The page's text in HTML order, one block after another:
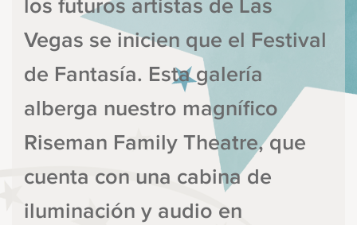
los futuros artistas de Las
Vegas se inicien que el Festival
de Fantasía. Esta galería
alberga nuestro magnífico
Riseman Family Theatre, que
cuenta con una cabina de
iluminación y audio en